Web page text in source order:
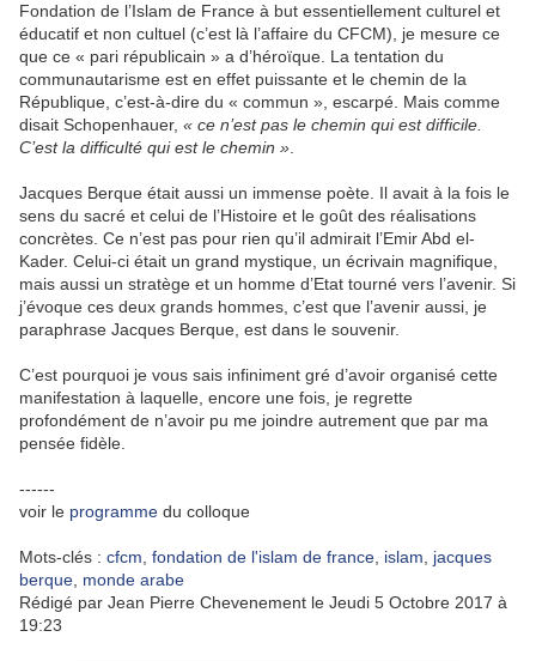
Fondation de l’Islam de France à but essentiellement culturel et
éducatif et non cultuel (c’est là l’affaire du CFCM), je mesure ce
que ce « pari républicain » a d’héroïque. La tentation du
communautarisme est en effet puissante et le chemin de la
République, c’est-à-dire du « commun », escarpé. Mais comme
disait Schopenhauer, « ce n’est pas le chemin qui est difficile.
C’est la difficulté qui est le chemin »
Jacques Berque était aussi un immense poète. Il avait à la fois le
sens du sacré et celui de l’Histoire et le goût des réalisations
concrètes. Ce n’est pas pour rien qu’il admirait l’Emir Abd el-
Kader. Celui-ci était un grand mystique, un écrivain magnifique,
mais aussi un stratège et un homme d’Etat tourné vers l’avenir. Si
j’évoque ces deux grands hommes, c’est que l’avenir aussi, je
paraphrase Jacques Berque, est dans le souvenir.
C’est pourquoi je vous sais infiniment gré d’avoir organisé cette
manifestation à laquelle, encore une fois, je regrette
profondément de n’avoir pu me joindre autrement que par ma
pensée fidèle.
------
voir le programme du colloque
Mots-clés : cfcm fondation de l'islam de france islam
jacques
berque monde arabe
Rédigé par Jean Pierre Chevenement le Jeudi 5 Octobre 2017 à
19:23